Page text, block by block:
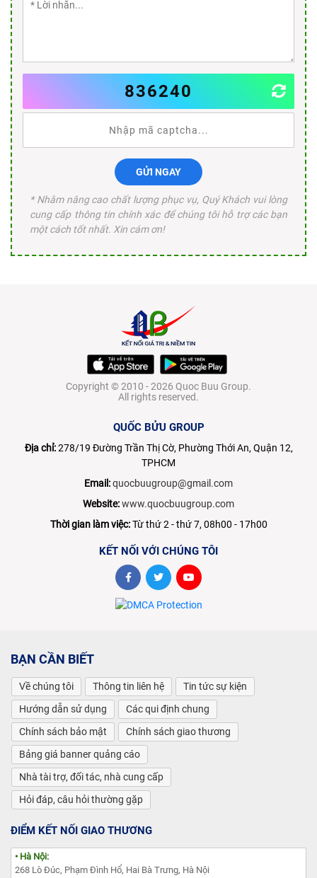
836240
GỬI NGAY
* Nhằm nâng cao chất lượng phục vụ, Quý Khách vui lòng
cung cấp thông tin chính xác để chúng tôi hỗ trợ các bạn
một cách tốt nhất. Xin cám ơn!
Copyright © 2010 - 2026 Quoc Buu Group.
All rights reserved.
QUỐC BỬU GROUP
Địa chỉ:278/19 Đường Trần Thị Cờ, Phường Thới An, Quận 12,
TPHCM
Email:quocbuugroup@gmail.com
Website:www.quocbuugroup.com
Thời gian làm việc:Từ thứ 2 - thứ 7, 08h00 - 17h00
KẾT NỐI VỚI CHÚNG TÔI
BẠN CẦN BIẾT
Về chúng tôi Thông tin liên hệ
Tin tức sự kiện
Hướng dẫn sử dụng
Các qui định chung
Chính sách bảo mật
Chính sách giao thương
Bảng giá banner quảng cáo
Nhà tài trợ, đối tác, nhà cung cấp
Hỏi đáp, câu hỏi thường gặp
ĐIỂM KẾT NỐI GIAO THƯƠNG
• Hà Nội:
268 Lò Đúc, Phạm Đình Hổ, Hai Bà Trưng, Hà Nội